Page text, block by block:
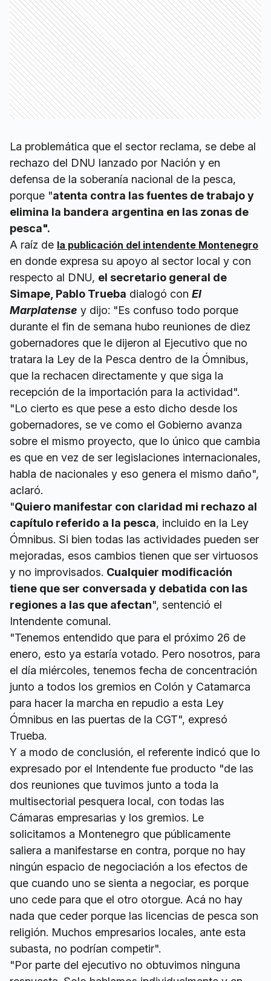
La problemática que el sector reclama, se debe al
rechazo del DNU lanzado por Nación y en
defensa de la soberanía nacional de la pesca,
porque "atenta contra las fuentes de trabajo y
elimina la bandera argentina en las zonas de
pesca".
A raíz de la publicación del intendente Montenegro
en donde expresa su apoyo al sector local y con
respecto al DNU, el secretario general de
Simape, Pablo Trueba dialogó con El
Marplatense y dijo: "Es confuso todo porque
durante el fin de semana hubo reuniones de diez
gobernadores que le dijeron al Ejecutivo que no
tratara la Ley de la Pesca dentro de la Ómnibus,
que la rechacen directamente y que siga la
recepción de la importación para la actividad".
"Lo cierto es que pese a esto dicho desde los
gobernadores, se ve como el Gobierno avanza
sobre el mismo proyecto, que lo único que cambia
es que en vez de ser legislaciones internacionales,
habla de nacionales y eso genera el mismo daño",
aclaró.
"Quiero manifestar con claridad mi rechazo al
capítulo referido a la pesca, incluido en la Ley
Ómnibus. Si bien todas las actividades pueden ser
mejoradas, esos cambios tienen que ser virtuosos
y no improvisados. Cualquier modificación
tiene que ser conversada y debatida con las
regiones a las que afectan", sentenció el
Intendente comunal.
"Tenemos entendido que para el próximo 26 de
enero, esto ya estaría votado. Pero nosotros, para
el día miércoles, tenemos fecha de concentración
junto a todos los gremios en Colón y Catamarca
para hacer la marcha en repudio a esta Ley
Ómnibus en las puertas de la CGT", expresó
Trueba.
Y a modo de conclusión, el referente indicó que lo
expresado por el Intendente fue producto "de las
dos reuniones que tuvimos junto a toda la
multisectorial pesquera local, con todas las
Cámaras empresarias y los gremios. Le
solicitamos a Montenegro que públicamente
saliera a manifestarse en contra, porque no hay
ningún espacio de negociación a los efectos de
que cuando uno se sienta a negociar, es porque
uno cede para que el otro otorgue. Acá no hay
nada que ceder porque las licencias de pesca son
religión. Muchos empresarios locales, ante esta
subasta, no podrían competir".
"Por parte del ejecutivo no obtuvimos ninguna